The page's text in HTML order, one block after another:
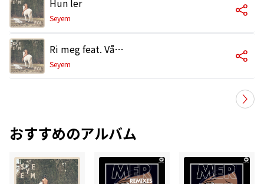
Seyem
Ri meg feat. Vågard
Seyem
おすすめのアルバム